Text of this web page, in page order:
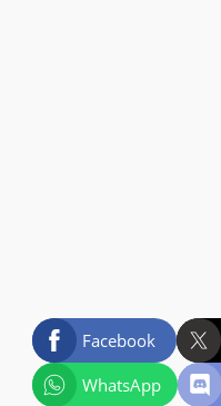
Facebook
WhatsApp